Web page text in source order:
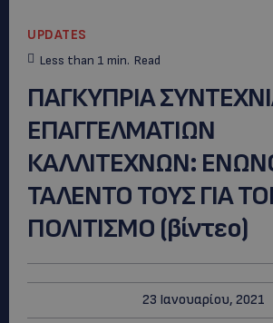
UPDATES
Less than 1 min. Read
ΠΑΓΚΥΠΡΙΑ
ΕΠΑΓΓΕΛΜΑΤΙΩΝ
ΚΑΛΛΙΤΕΧΝΩΝ:
ΤΑΛΕΝΤΟ ΤΟΥΣ ΓΙΑ
ΠΟΛΙΤΙΣΜΟ (βίντεο)
23 Ιανουαρίου, 2021